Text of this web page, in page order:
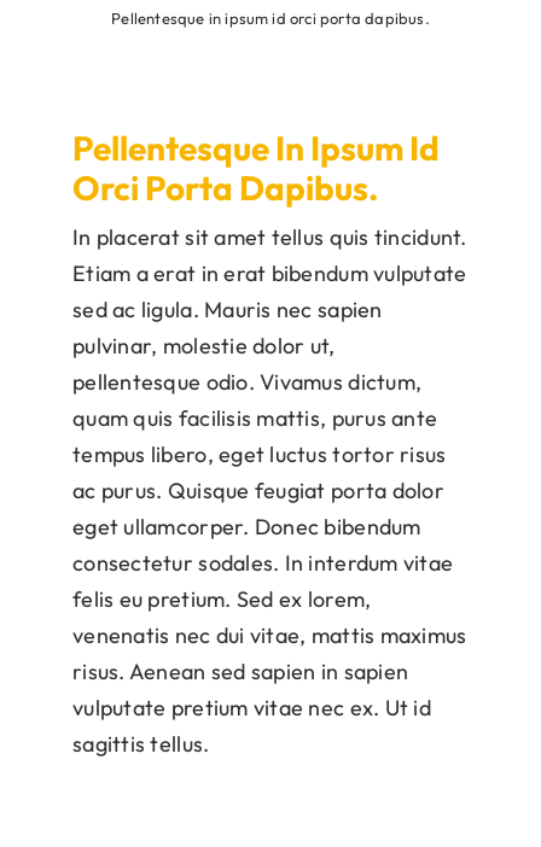
Pellentesque in ipsum id orci porta dapibus.
Pellentesque In Ipsum Id
Orci Porta Dapibus.
In placerat sit amet tellus quis tincidunt.
Etiam a erat in erat bibendum vulputate
sed ac ligula. Mauris nec sapien
pulvinar, molestie dolor ut,
pellentesque odio. Vivamus dictum,
quam quis facilisis mattis, purus ante
tempus libero, eget luctus tortor risus
ac purus. Quisque feugiat porta dolor
eget ullamcorper. Donec bibendum
consectetur sodales. In interdum vitae
felis eu pretium. Sed ex lorem,
venenatis nec dui vitae, mattis maximus
risus. Aenean sed sapien in sapien
vulputate pretium vitae nec ex. Ut id
sagittis tellus.